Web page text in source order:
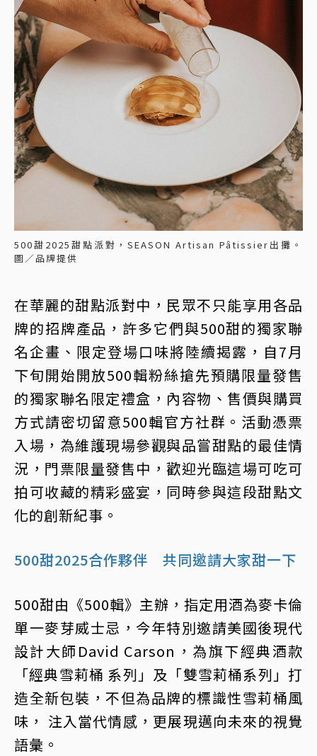
500甜2025甜點派對，SEASON Artisan Pâtissier出攤。
圖／品牌提供
在華麗的甜點派對中，民眾不只能享用各品
牌的招牌產品，許多它們與500甜的獨家聯
名企畫、限定登場口味將陸續揭露，自7月
下旬開始開放500輯粉絲搶先預購限量發售
的獨家聯名限定禮盒，內容物、售價與購買
方式請密切留意500輯官方社群。活動憑票
入場，為維護現場參觀與品嘗甜點的最佳情
況，門票限量發售中，歡迎光臨這場可吃可
拍可收藏的精彩盛宴，同時參與這段甜點文
化的創新紀事。
500甜2025合作夥伴 共同邀請大家甜一下
500甜由《500輯》主辦，指定用酒為麥卡倫
單一麥芽威士忌，今年特別邀請美國後現代
設計大師David Carson，為旗下經典酒款
「經典雪莉桶 系列」及「雙雪莉桶系列」打
造全新包裝，不但為品牌的標識性雪莉桶風
味， 注入當代情感，更展現邁向未來的視覺
語彙。